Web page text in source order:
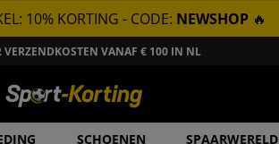
10% KORTING - CODE: NEWSHOP 🔥
VERZENDKOSTEN VANAF € 100 IN NL
SCHOENEN SPAARWERELD